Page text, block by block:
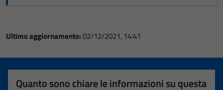
Ultimo aggiornamento:02/12/2021, 14:41
Quanto sono chiare le informazioni su questa